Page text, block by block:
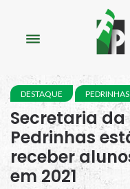
DESTAQUE
Secretaria
Pedrinhas
receber
em 2021